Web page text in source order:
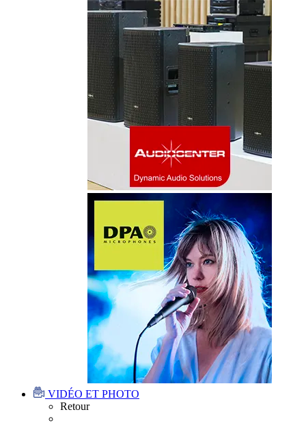
VIDÉO ET PHOTO
Retour